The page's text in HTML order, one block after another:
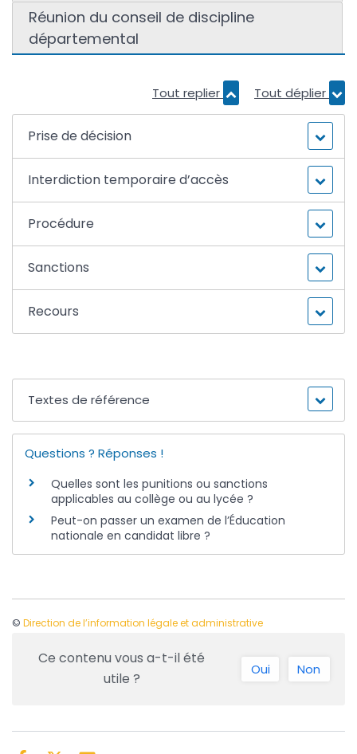
Réunion du conseil de discipline
départemental
Tout replier Tout déplier
Prise de décision
Interdiction temporaire d’accès
Procédure
Sanctions
Recours
Textes de référence
Questions ? Réponses !
Quelles sont les punitions ou sanctions
applicables au collège ou au lycée ?
Peut-on passer un examen de l’Éducation
nationale en candidat libre ?
© Direction de l’information légale et administrative
Ce contenu vous a-t-il été
utile ?
Oui Non